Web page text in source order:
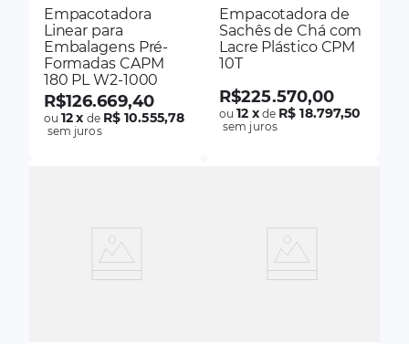
Empacotadora
Linear para
Embalagens Pré-
Formadas CAPM
180 PL W2-1000
R$126.669,40
ou12x de R$ 10.555,78
sem juros
Empacotadora de
Sachês de Chá com
Lacre Plástico CPM
10T
R$225.570,00
ou12 xde R$ 18.797,50
sem juros